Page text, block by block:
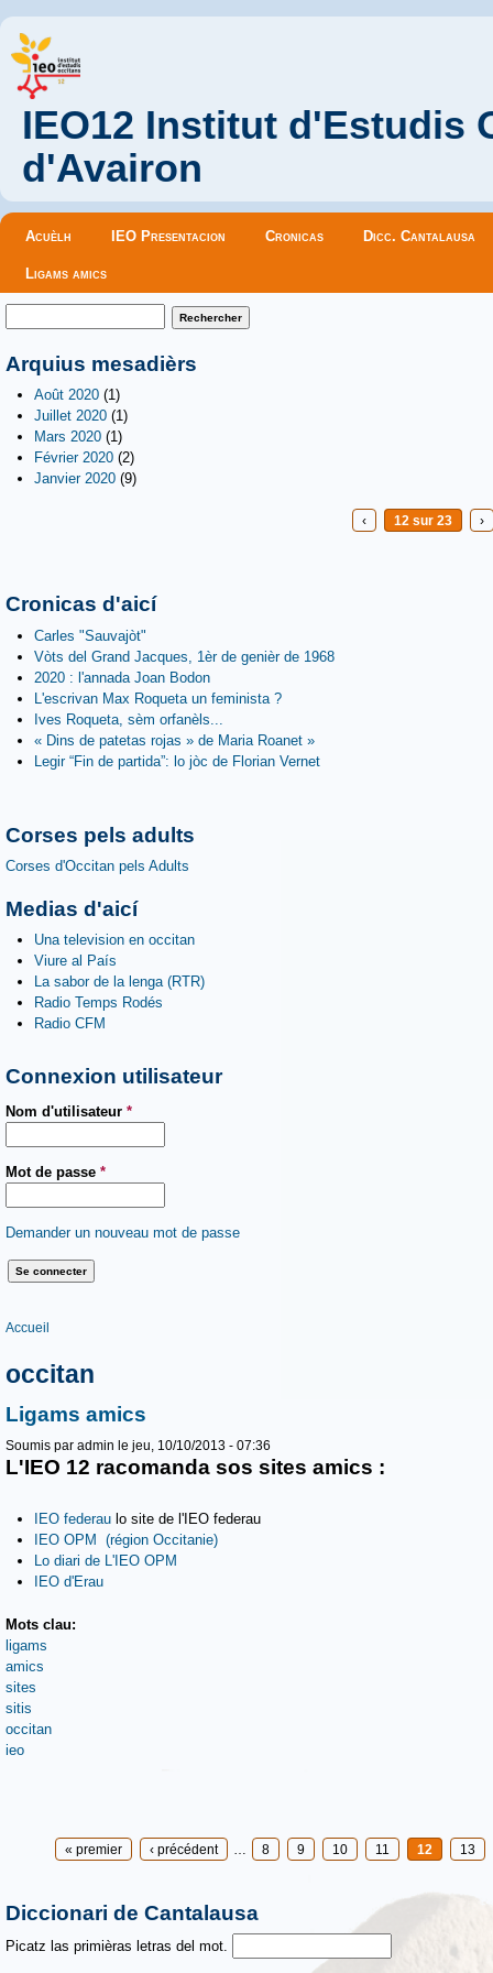
IEO12 Institut d'Estudis
d'Avairon
Menu principal
Acuèlh IEO Presentacion Cronicas Dicc. Cantalausa
Ligams amics
Formulaire de recherche
Arquius mesadièrs
Août 2020 (1)
Juillet 2020 (1)
Mars 2020 (1)
Février 2020 (2)
Janvier 2020 (9)
‹ 12 sur 23 ›
Cronicas d'aicí
Carles "Sauvajòt"
Vòts del Grand Jacques, 1èr de genièr de 1968
2020 : l'annada Joan Bodon
L'escrivan Max Roqueta un feminista ?
Ives Roqueta, sèm orfanèls...
« Dins de patetas rojas » de Maria Roanet »
Legir “Fin de partida”: lo jòc de Florian Vernet
Corses pels adults
Corses d'Occitan pels Adults
Medias d'aicí
Una television en occitan
Viure al País
La sabor de la lenga (RTR)
Radio Temps Rodés
Radio CFM
Connexion utilisateur
Nom d'utilisateur *
Mot de passe *
Demander un nouveau mot de passe
Vous êtes ici
Accueil
occitan
Ligams amics
Soumis par admin le jeu, 10/10/2013 - 07:36
L'IEO 12 racomanda sos sites amics :
IEO federau lo site de l'IEO federau
IEO OPM (région Occitanie)
Lo diari de L'IEO OPM
IEO d'Erau
Mots clau:
ligams
amics
sites
sitis
occitan
ieo
Pages« premier ‹ précédent 8 9 10 11 12 13
Diccionari de Cantalausa
Picatz las primièras letras del mot.